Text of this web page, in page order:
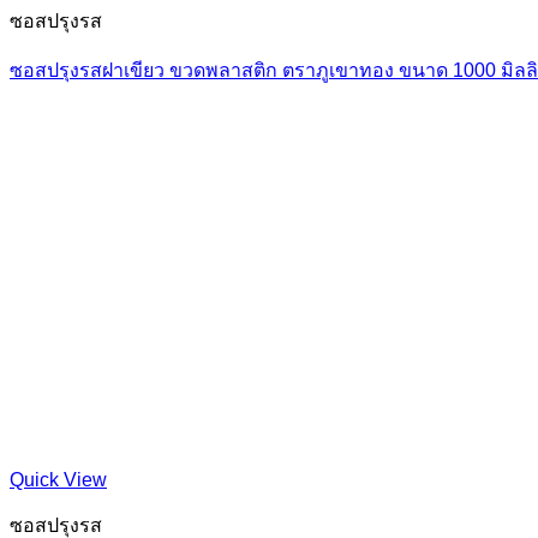
ซอสปรุงรส
ซอสปรุงรสฝาเขียว ขวดพลาสติก ตราภูเขาทอง ขนาด 1000 มิล
Quick View
ซอสปรุงรส